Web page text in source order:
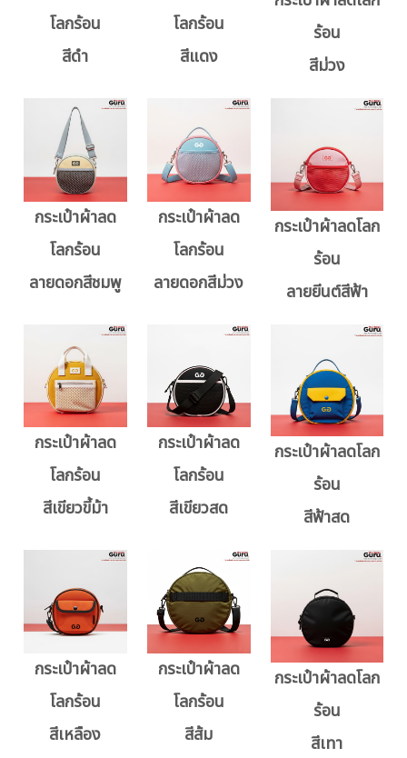
โลกร้อน
สีดำ
โลกร้อน
สีแดง
ร้อน
สีม่วง
กระเป๋าผ้าลด
โลกร้อน
ลายดอกสีชมพู
กระเป๋าผ้าลด
โลกร้อน
ลายดอกสีม่วง
กระเป๋าผ้าลดโลก
ร้อน
ลายยีนต์สีฟ้า
กระเป๋าผ้าลด
โลกร้อน
สีเขียวขี้ม้า
กระเป๋าผ้าลด
โลกร้อน
สีเขียวสด
กระเป๋าผ้าลดโลก
ร้อน
สีฟ้าสด
กระเป๋าผ้าลด
โลกร้อน
สีเหลือง
กระเป๋าผ้าลด
โลกร้อน
สีส้ม
กระเป๋าผ้าลดโลก
ร้อน
สีเทา